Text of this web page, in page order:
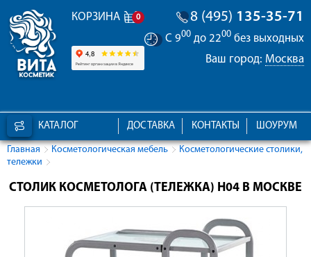
КОРЗИНА 0 8 (495) 135-35-71
С 900 до 2200 без выходных
Ваш город: Москва
КАТАЛОГ ШОУРУМ
КОНТАКТЫ
ДОСТАВКА
Главная Косметологическая мебель
Косметологические столики,
тележки
СТОЛИК КОСМЕТОЛОГА (ТЕЛЕЖКА) H04 В МОСКВЕ